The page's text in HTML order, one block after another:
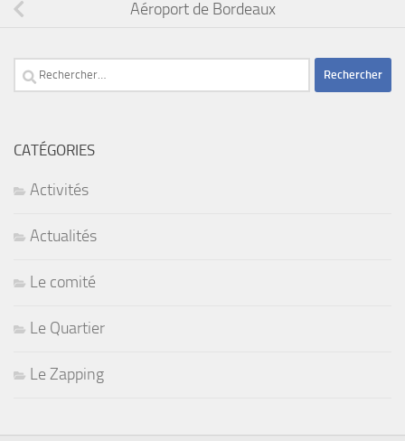
Aéroport de Bordeaux
Rechercher :
CATÉGORIES
Activités
Actualités
Le comité
Le Quartier
Le Zapping